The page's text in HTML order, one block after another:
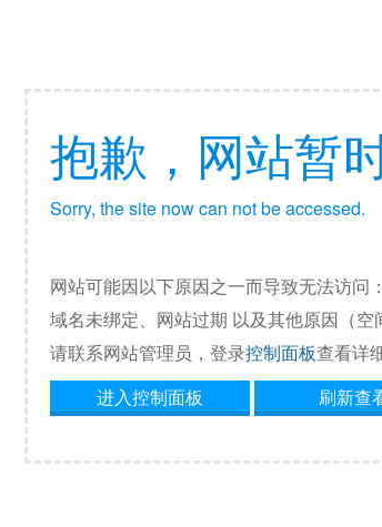
抱歉，网站暂
Sorry, the site now can not be accessed.
网站可能因以下原因之一而导致无法访问：
域名未绑定、网站过期 以及其他原因（空
请联系网站管理员，登录控制面板查看详
进入控制面板
刷新查